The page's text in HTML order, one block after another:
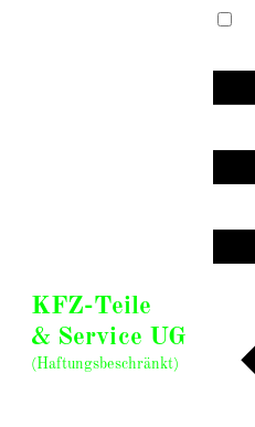
KFZ-Teile
& Service UG
(Haftungsbeschränkt)